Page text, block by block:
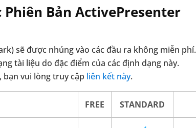
Phiên Bản ActivePresenter
sẽ được nhúng vào các đầu ra không miễn phí.
tài liệu do đặc điểm của các định dạng này.
bạn vui lòng truy cập liên kết này.
FREE STANDARD